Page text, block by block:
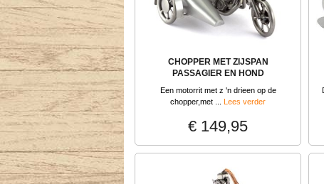
CHOPPER MET ZIJSPAN
PASSAGIER EN HOND
Een motorrit met z 'n drieen op de
chopper,met ... Lees verder
€ 149,95